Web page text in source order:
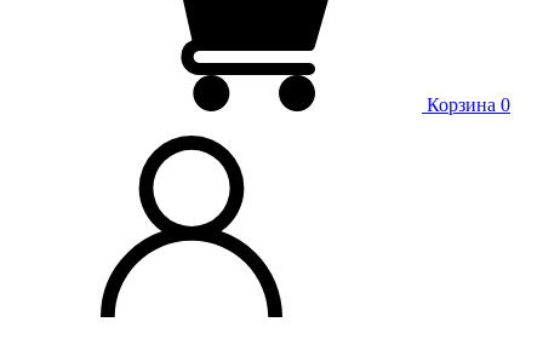
Корзина 0